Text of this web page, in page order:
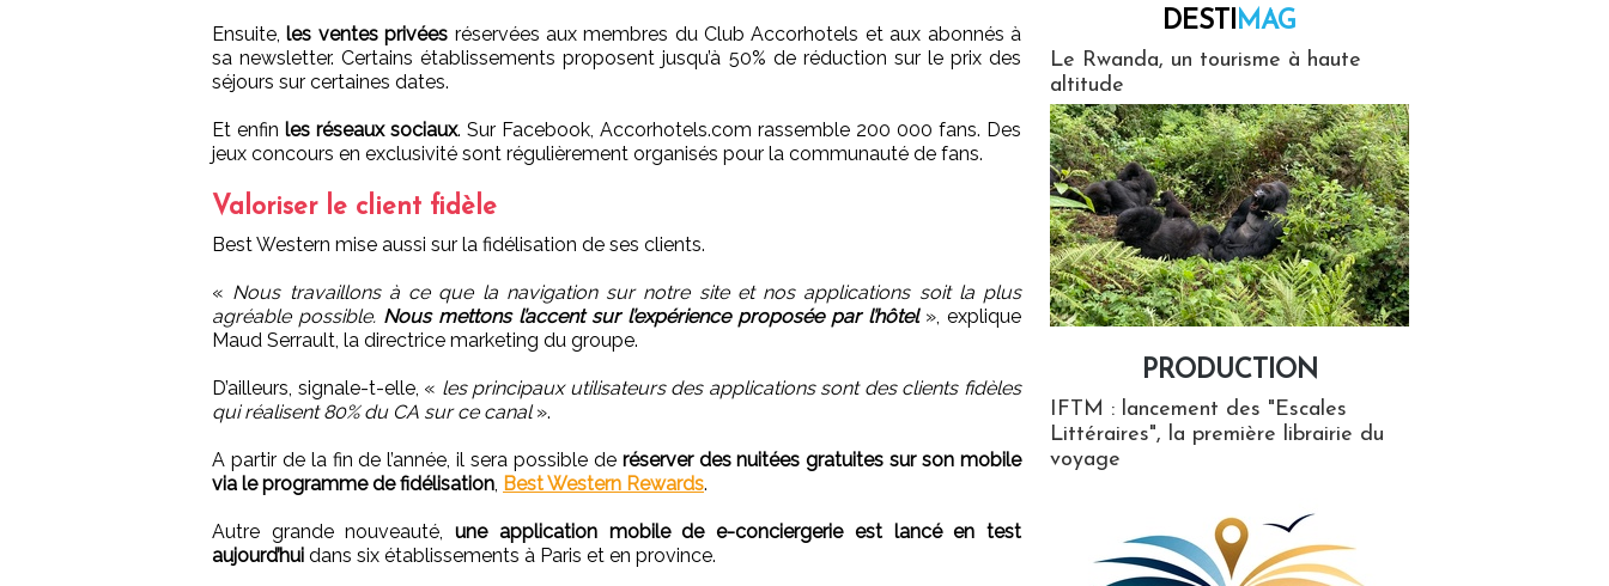
Ensuite,les ventes privées réservées aux membres du Club Accorhotels et aux abonnés à
sa newsletter. Certains établissements proposent jusqu’à 50% de réduction sur le prix des
séjours sur certaines dates.
Et enfin les réseaux sociaux. Sur Facebook, Accorhotels.com rassemble 200 000 fans. Des
jeux concours en exclusivité sont régulièrement organisés pour la communauté de fans.
Valoriser le client fidèle
Best Western mise aussi sur la fidélisation de ses clients.
« Nous travaillons à ce que la navigation sur notre site et nos applications soit la plus
agréable possible. Nous mettons l’accent sur l’expérience proposée par l’hôtel », explique
Maud Serrault, la directrice marketing du groupe.
D’ailleurs, signale-t-elle, « les principaux utilisateurs des applications sont des clients fidèles
qui réalisent 80% du CA sur ce canal».
A partir de la fin de l’année, il sera possible de réserver des nuitées gratuites sur son mobile
via le programme de fidélisation, Best Western Rewards.
Autre grande nouveauté,une application mobile de e-conciergerie est lancé en test
aujourd’hui dans six établissements à Paris et en province.
DESTIMAG
Le Rwanda, un tourisme à haute
altitude
PRODUCTION
IFTM : lancement des "Escales
Littéraires", la première librairie du
voyage